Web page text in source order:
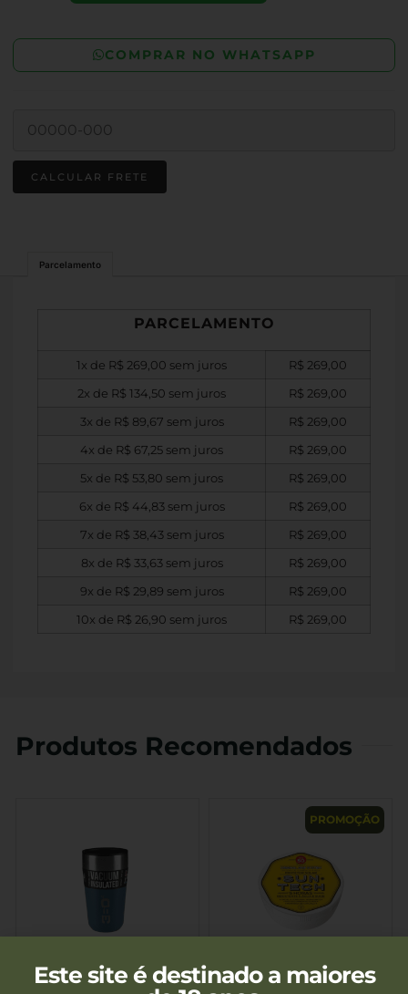
COMPRAR NO WHATSAPP
Parcelamento
PARCELAMENTO
1x de R$ 269,00 sem juros R$ 269,00
2x de R$ 134,50 sem juros R$ 269,00
3x de R$ 89,67 sem juros R$ 269,00
4x de R$ 67,25 sem juros R$ 269,00
5x de R$ 53,80 sem juros R$ 269,00
6x de R$ 44,83sem juros R$ 269,00
7x de R$ 38,43sem juros R$ 269,00
8x de R$ 33,63sem juros R$ 269,00
9x de R$ 29,89 sem juros R$ 269,00
10x de R$ 26,90 sem juros R$ 269,00
Produtos Recomendados
PROMOÇÃO
Este site é destinado a maiores